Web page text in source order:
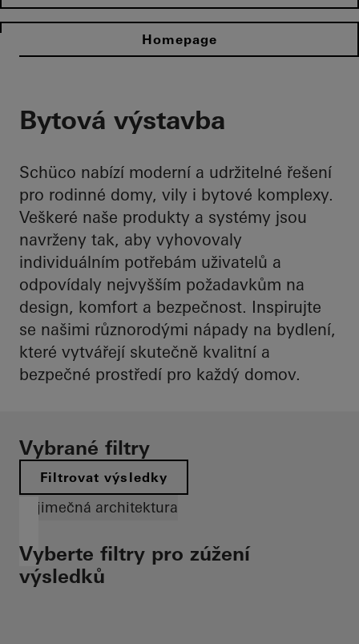
Homepage
Bytová výstavba
Schüco nabízí moderní a udržitelné řešení
pro rodinné domy, vily i bytové komplexy.
Veškeré naše produkty a systémy jsou
navrženy tak, aby vyhovovaly
individuálním potřebám uživatelů a
odpovídaly nejvyšším požadavkům na
design, komfort a bezpečnost. Inspirujte
se našimi různorodými nápady na bydlení,
které vytvářejí skutečně kvalitní a
bezpečné prostředí pro každý domov.
Vybrané filtry
Filtrovat výsledky
Výjimečná architektura
Vyberte filtry pro zúžení
výsledků